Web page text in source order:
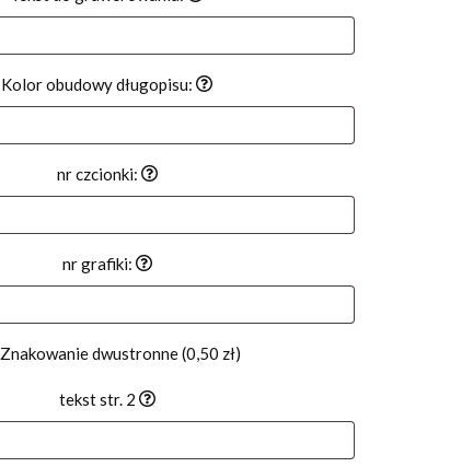
Kolor obudowy długopisu:
nr czcionki:
nr grafiki:
Znakowanie dwustronne(0,50 zł)
tekst str. 2